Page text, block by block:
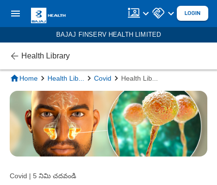
LOGIN
BAJAJ FINSERV HEALTH LIMITED
Health Library
Home Health Lib Covid Health Lib
Covid | 5 నిమి చదవండి